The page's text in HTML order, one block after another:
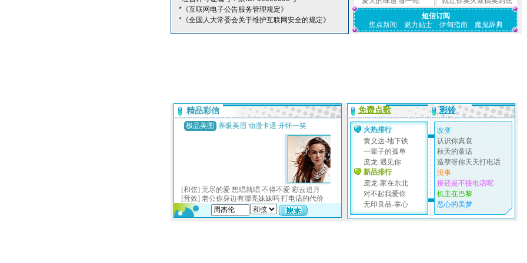
*《互联网电子公告服务管理规定》
*《全国人大常委会关于维护互联网安全的规定》
短信订阅
焦点新闻
魅力贴士 伊甸指南 魔鬼辞典